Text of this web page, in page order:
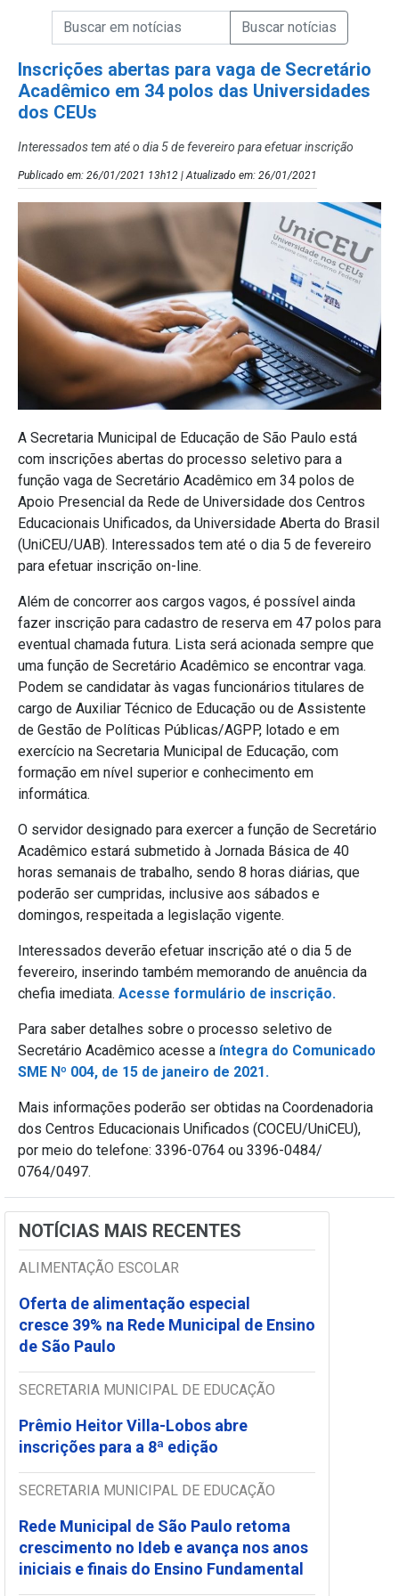
Campo de Busca de Notícias
Campo de Busca de informaçõesEnviar a Busca de Notícias
Inscrições abertas para vaga de Secretário
Acadêmico em 34 polos das Universidades
dos CEUs
Interessados tem até o dia 5 de fevereiro para efetuar inscrição
Publicado em: 26/01/2021 13h12 | Atualizado em: 26/01/2021
A Secretaria Municipal de Educação de São Paulo está
com inscrições abertas do processo seletivo para a
função vaga de Secretário Acadêmico em 34 polos de
Apoio Presencial da Rede de Universidade dos Centros
Educacionais Unificados, da Universidade Aberta do Brasil
(UniCEU/UAB). Interessados tem até o dia 5 de fevereiro
para efetuar inscrição on-line.
Além de concorrer aos cargos vagos, é possível ainda
fazer inscrição para cadastro de reserva em 47 polos para
eventual chamada futura. Lista será acionada sempre que
uma função de Secretário Acadêmico se encontrar vaga.
Podem se candidatar às vagas funcionários titulares de
cargo de Auxiliar Técnico de Educação ou de Assistente
de Gestão de Políticas Públicas/AGPP, lotado e em
exercício na Secretaria Municipal de Educação, com
formação em nível superior e conhecimento em
informática.
O servidor designado para exercer a função de Secretário
Acadêmico estará submetido à Jornada Básica de 40
horas semanais de trabalho, sendo 8 horas diárias, que
poderão ser cumpridas, inclusive aos sábados e
domingos, respeitada a legislação vigente.
Interessados deverão efetuar inscrição até o dia 5 de
fevereiro, inserindo também memorando de anuência da
chefia imediata. Acesse formulário de inscrição.
Para saber detalhes sobre o processo seletivo de
Secretário Acadêmico acesse a íntegra do Comunicado
SME Nº 004, de 15 de janeiro de 2021.
Mais informações poderão ser obtidas na Coordenadoria
dos Centros Educacionais Unificados (COCEU/UniCEU),
por meio do telefone: 3396-0764 ou 3396-0484/
0764/0497.
NOTÍCIAS MAIS RECENTES
ALIMENTAÇÃO ESCOLAR
Oferta de alimentação especial
cresce 39% na Rede Municipal de Ensino
de São Paulo
SECRETARIA MUNICIPAL DE EDUCAÇÃO
Prêmio Heitor Villa-Lobos abre
inscrições para a 8ª edição
SECRETARIA MUNICIPAL DE EDUCAÇÃO
Rede Municipal de São Paulo retoma
crescimento no Ideb e avança nos anos
iniciais e finais do Ensino Fundamental